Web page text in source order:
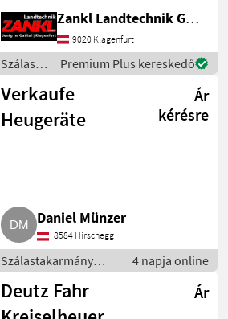
szélesség: 640 cm - 6
forgófej - Ballon
gumiabroncsok -
Hidraulikus összecsukás -
Forgókeret - Figyel
Zankl Landtechnik GmbH
9020 Klagenfurt
Szálastakarmány
betakarítók
/ Deutz
Fahr
Premium Plus kereskedő
Verkaufe
Heugeräte
Ár
kérésre
Daniel Münzer
8584 Hirschegg
Szálastakarmány
betakarítók /
Rendkezelő
4 napja online
Deutz Fahr
Ár